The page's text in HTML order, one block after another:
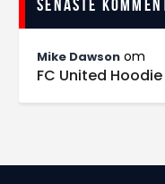
Senaste
Mike Dawson om
FC United Hoodie